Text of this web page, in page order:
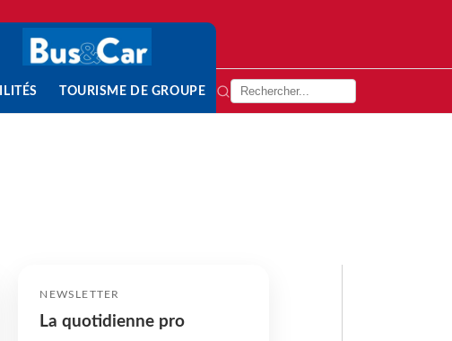
TOURISME DE GROUPE
NEWSLETTER
La quotidienne pro